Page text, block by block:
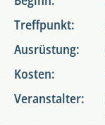
Treffpunkt:
Ausrüstung:
Kosten:
Veranstalter: